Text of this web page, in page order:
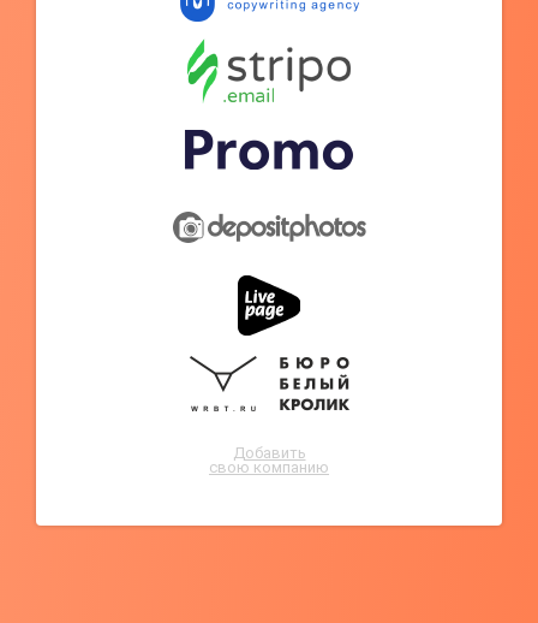
Добавить
свою компанию